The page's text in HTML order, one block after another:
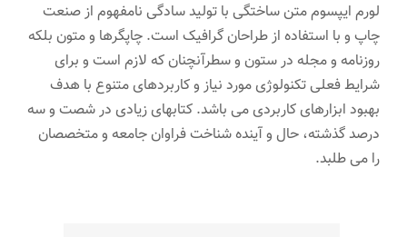
لورم ایپسوم متن ساختگی با تولید سادگی نامفهوم از صنعت
چاپ و با استفاده از طراحان گرافیک است. چاپگرها و متون بلکه
روزنامه و مجله در ستون و سطرآنچنان که لازم است و برای
شرایط فعلی تکنولوژی مورد نیاز و کاربردهای متنوع با هدف
بهبود ابزارهای کاربردی می باشد. کتابهای زیادی در شصت و سه
درصد گذشته، حال و آینده شناخت فراوان جامعه و متخصصان
را می طلبد.